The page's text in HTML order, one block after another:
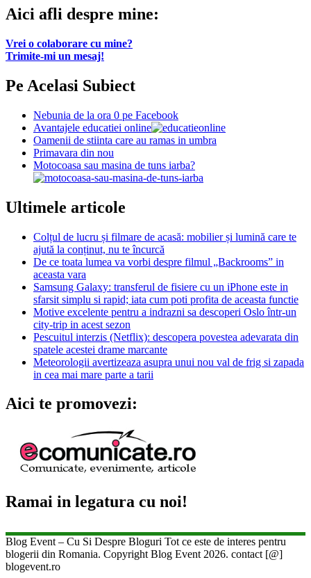
Aici afli despre mine:
Vrei o colaborare cu mine?
Trimite-mi un mesaj!
Pe Acelasi Subiect
Nebunia de la ora 0 pe Facebook
Avantajele educatiei online
Oamenii de stiinta care au ramas in umbra
Primavara din nou
Motocoasa sau masina de tuns iarba?
Ultimele articole
Colțul de lucru și filmare de acasă: mobilier și lumină care te
ajută la conținut, nu te încurcă
De ce toata lumea va vorbi despre filmul „Backrooms” in
aceasta vara
Samsung Galaxy: transferul de fisiere cu un iPhone este in
sfarsit simplu si rapid; iata cum poti profita de aceasta functie
Motive excelente pentru a indrazni sa descoperi Oslo într-un
city-trip in acest sezon
Pescuitul interzis (Netflix): descopera povestea adevarata din
spatele acestei drame marcante
Meteorologii avertizeaza asupra unui nou val de frig si zapada
in cea mai mare parte a tarii
Aici te promovezi:
Ramai in legatura cu noi!
Blog Event – Cu Si Despre Bloguri Tot ce este de interes pentru
blogerii din Romania. Copyright Blog Event 2026. contact [@]
blogevent.ro